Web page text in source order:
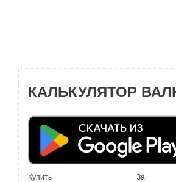
КАЛЬКУЛЯТОР
Купить За